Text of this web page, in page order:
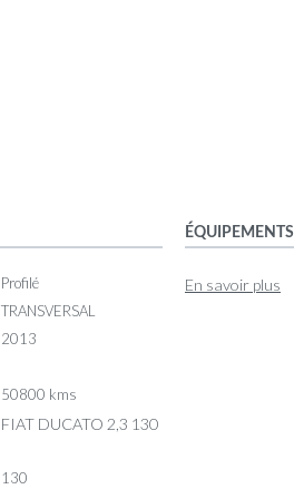
Profilé
TRANSVERSAL
2013
50800 kms
FIAT DUCATO 2,3 130
130
ÉQUIPEMENTS
En savoir plus